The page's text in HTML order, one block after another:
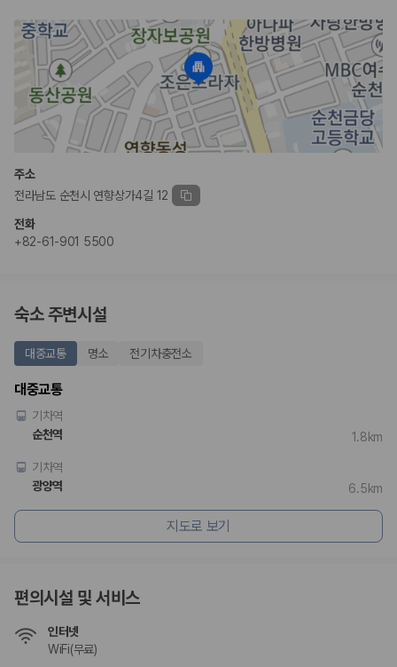
제주렌트카 최저가는 차량 기본요금만으로 판단하기 어렵습니다. 보험 포
함 여부, 면책금, 보상 한도, 옵션 비용, 취소 수수료를 함께 확인해야 실제
로 저렴한 차량을 고를 수 있습니다.
2. 보험 조건은 가격만큼 중요합니다
완전자차와 슈퍼자차는 업체별 보장 범위가 다를 수 있습니다. 카모아에서
는 제주 렌트카 가격과 함께 보험 조건을 비교해 여행 스타일에 맞는 보장
수준을 선택할 수 있습니다.
3. 제주공항 접근성과 셔틀 조건을 함께 확인하세요
제주 렌트카는 차량 인수 위치와 셔틀 편의성에 따라 실제 이용 만족도가
제주도 렌트카 차종별 가격비교
경차·소형차
혼자 또는 2인 여행에 적합하며 제주 렌트카 최저가를 찾는 사용자
가 가장 먼저 비교하는 차종입니다.
준중형·중형차
커플·친구 여행에서 많이 선택되며 가격과 승차감의 균형이 좋은 차
종입니다.
가족 여행, 짐이 많은 여행, 장거리 이동에 적합하며 보험 조건과 차
량 연식을 함께 비교하는 것이 좋습니다.
단체 여행이나 4인 이상 가족 여행에 적합하며 인원수, 짐 공간, 보
험 조건을 함께 확인해야 합니다.
니다
동일한 차량이라도 보험 조건에 따라 실제 부담 금액이 달라질 수 있습니
다. 카모아는 제주 렌트카 가격뿐 아니라 일반자차, 완전자차, 슈퍼자차 조
주소
전라남도 순천시 연향상가4길 12
전화
+82-61-901 5500
숙소 주변시설
대중교통 명소 전기차충전소
대중교통
기차역
순천역
1.8km
기차역
광양역
6.5km
지도로 보기
편의시설 및 서비스
인터넷
WiFi(무료)